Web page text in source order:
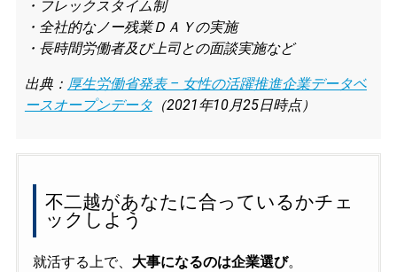
・フレックスタイム制
・全社的なノー残業ＤＡＹの実施
・長時間労働者及び上司との面談実施など
出典： 厚生労働省発表 – 女性の活躍推進企業データベ
ースオープンデータ（2021年10月25日時点）
不二越があなたに合っているかチェ
ックしよう
就活する上で、 大事になるのは企業選び。